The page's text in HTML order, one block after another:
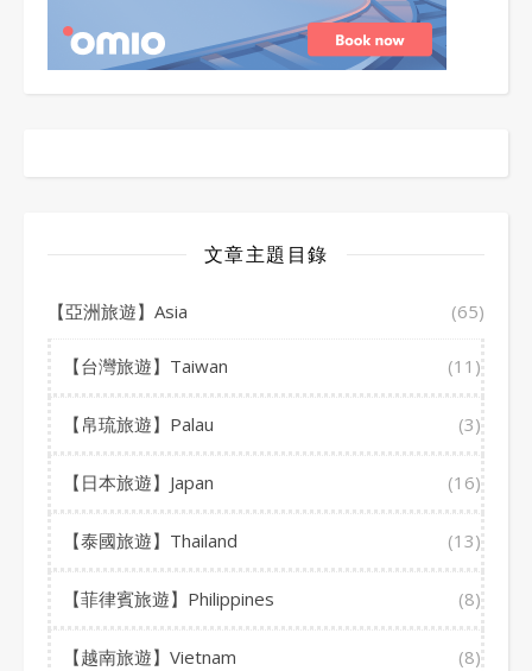
文章主題目錄
【亞洲旅遊】Asia (65)
【台灣旅遊】Taiwan (11)
【帛琉旅遊】Palau (3)
【日本旅遊】Japan (16)
【泰國旅遊】Thailand (13)
【菲律賓旅遊】Philippines (8)
【越南旅遊】Vietnam (8)